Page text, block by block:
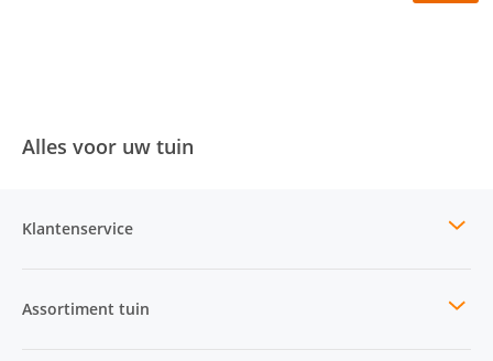
Alles voor uw tuin
Klantenservice
Assortiment tuin